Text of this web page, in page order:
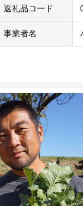
返礼品コード
事業者名